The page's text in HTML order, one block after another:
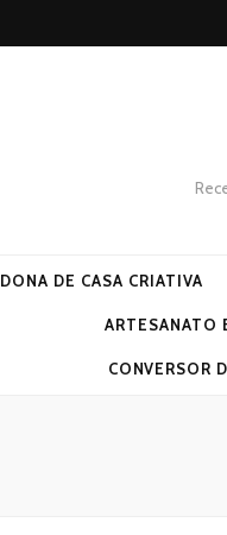
DONA DE CASA CRIATIVA
ARTESANATO
CONVERSOR